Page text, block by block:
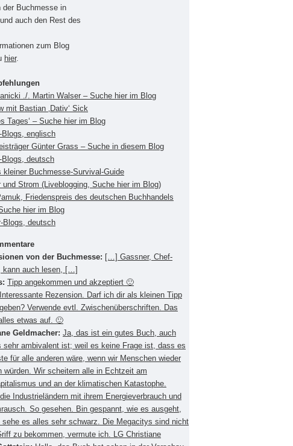
der Buchmesse in
auch den Rest des
zum Blog
hier.
./. Martin Walser – Suche hier im Blog
mit Bastian ‚Dativ‘ Sick
Tages‘ – Suche hier im Blog
Blogs, englisch
Günter Grass – Suche in diesem Blog
Blogs, deutsch
kleiner Buchmesse-Survival-Guide
und Strom (Liveblogging, Suche hier im Blog)
Friedenspreis des deutschen Buchhandels
hier im Blog
Blogs, deutsch
von der Buchmesse: […] Gassner, Chef-
kann auch lesen, […]
Tipp angekommen und akzeptiert 🙂
Interessante Rezension. Darf ich dir als kleinen Tipp
Verwende evtl. Zwischenüberschriften. Das
etwas auf. 🙂
Geldmacher: Ja, das ist ein gutes Buch, auch
sehr ambivalent ist; weil es keine Frage ist, dass es
für alle anderen wäre, wenn wir Menschen wieder
würden. Wir scheitern alle in Echtzeit am
und an der klimatischen Katastophe.
Industrieländern mit ihrem Energieverbrauch und
So gesehen. Bin gespannt, wie es ausgeht,
sehe es alles sehr schwarz. Die Megacitys sind nicht
zu bekommen, vermute ich. LG Christiane